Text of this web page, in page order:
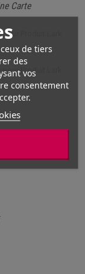
de tiers
des
vos
consentement
Carte
Produit Lark
Produit Lark